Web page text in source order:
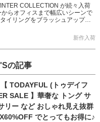
COLLECTION が続々入荷
らオフィスまで幅広いシーンで
イリングをブラッシュアップし
新作入荷
の記事
TODAYFUL (トゥデイフ
SALE 】華奢な トング サ
リー など おしゃれ見え抜群
でとってもお得に♪